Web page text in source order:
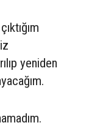
yeniden